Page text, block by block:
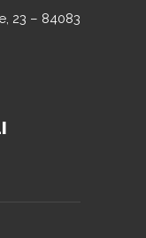
23 – 84083